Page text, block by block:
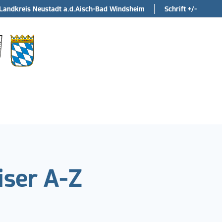
Neustadt a.d.Aisch-Bad Windsheim Schrift +/-
A-Z